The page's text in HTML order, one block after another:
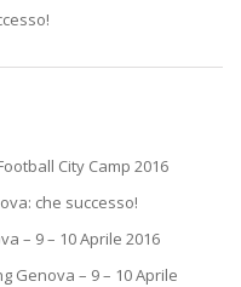
City Camp 2016
che successo!
– 9 – 10 Aprile 2016
Genova – 9 – 10 Aprile